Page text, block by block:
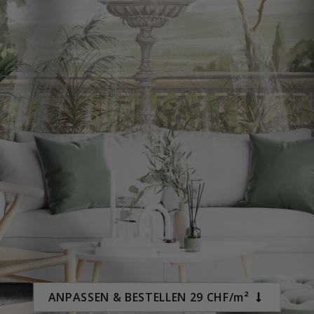
Special
Price
15,00 €
ANPASSEN & BESTELLEN 29 CHF/m²